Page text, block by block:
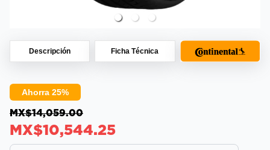
Descripción Ficha Técnica
Ahorra 25%
MX$14,059.00
MX$10,544.25